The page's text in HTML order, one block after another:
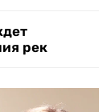
рек